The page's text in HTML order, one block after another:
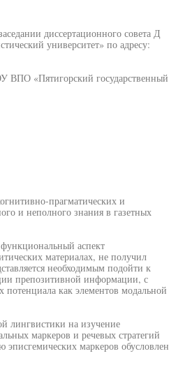
диссертационного совета Д
университет» по адресу:
ВПО «Пятигорский государственный
прагматических и
и неполного знания в газетных
аспект
материалах, не получил
необходимым подойти к
препозитивной информации, с
как элементов модальной
лингвистики на изучение
маркеров и речевых стратегий
эписгемических маркеров обусловлен